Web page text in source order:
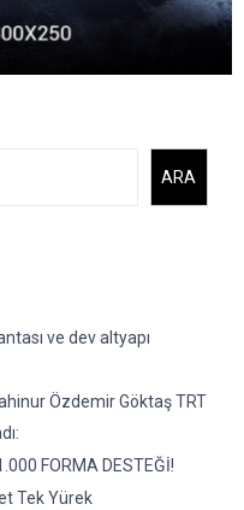
ARA
ve dev altyapı
Özdemir Göktaş TRT
FORMA DESTEĞİ!
Tek Yürek